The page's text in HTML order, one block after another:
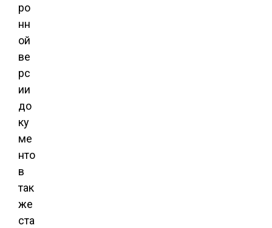
ро
нн
ой
ве
рс
ии
до
ку
ме
нто
в
так
же
ста